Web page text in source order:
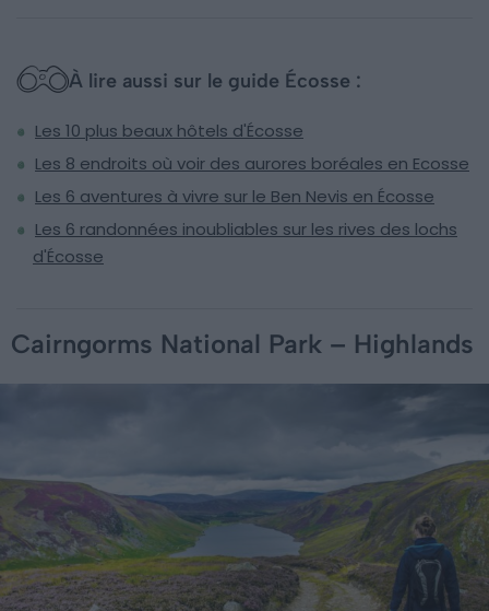
À lire aussi sur le guide Écosse :
Les 10 plus beaux hôtels d'Écosse
Les 8 endroits où voir des aurores boréales en Ecosse
Les 6 aventures à vivre sur le Ben Nevis en Écosse
Les 6 randonnées inoubliables sur les rives des lochs
d'Écosse
Cairngorms National Park – Highlands